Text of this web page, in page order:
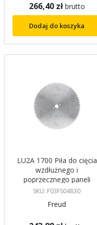
266,40 zł brutto
Dodaj do koszyka
LU2A 1700 Piła do cięcia
wzdłużnego i
poprzecznego paneli
drewnianych - 250 x 3,2 /
Freud
SKU: F03FS04830
Freud